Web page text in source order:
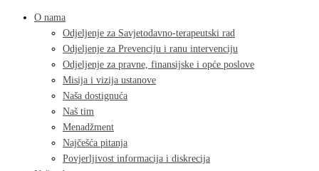
O nama
Odjeljenje za Savjetodavno-terapeutski rad
Odjeljenje za Prevenciju i ranu intervenciju
Odjeljenje za pravne, finansijske i opće poslove
Misija i vizija ustanove
Naša dostignuća
Naš tim
Menadžment
Najčešća pitanja
Povjerljivost informacija i diskrecija